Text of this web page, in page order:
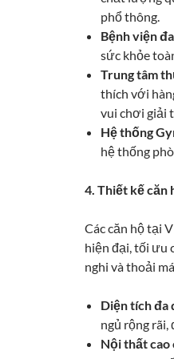
phổ thông.
Bệnh viện
sức khỏe
Trung tâm
thích với
vui chơi giải
Hệ thống
hệ thống
4. Thiết kế căn
Các căn hộ tại
hiện đại, tối ưu
nghi và thoải
Diện tích đa
ngủ rộng rãi,
Nội thất cao